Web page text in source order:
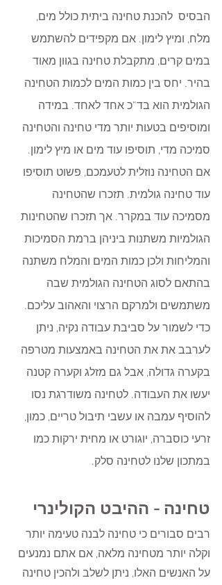
הבסיס  להכנת טחינה ביתית כולל מים,
מלח, ומיץ לימון. אם מקפידים להשתמש
במים קרים, מתקבלת טחינה בגוון מאוד
בהיר. יחס בין כמות המים לכמות הטחינה
הגולמית הוא בד”כ אחד לאחד. במידה
ומוסיפים בטעות יותר מדי טחינה והטחינה
סמיכה מדי, תוסיפו עוד מים או מיץ לימון.
אם הטחינה נוזלית לטעמכם, פשוט תוסיפו
עוד טחינה גולמית. תזכרו שהטחינה
מסמיכה עוד במקרר. אך תזכרו שהטחינות
הגולמיות משתנות ביניהן ברמת הסמיכות
והמליחות ולכן כמות המים והמלח משתנה
בהתאם לסוג הטחינה הגולמית שבה
משתמשים ולמרקם הרצוי והאהוב עליכם.
כדי לשמור על סביבת עבודה נקיה, ניתן
לערבב את את הטחינה באמצעות מטרפה
בקערה גדולה, אבל גם מזלג וקערה קטנה
יעשו את העבודה. לטחינה משודרגת נסו
להוסיף עמבה או עשבי תיבול טריים, כמון,
זרעי כוסברה, יוגורט או מחית ירקות כמו
במתכון שלנו לטחינה סלק.
טחינה - ההיבט הקולינרי
רבים סבורים כי טחינה לבנה טעימה יותר
וקלה יותר מטחינה מלאה, אם אתם נמנעים
על האנשים האלו, ניתן לשלב ולהכין טחינה